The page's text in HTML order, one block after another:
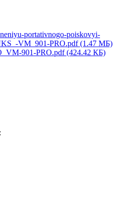
portativnogo-poiskovyi-
VM_901-PRO.pdf (1.47 МБ)
901-PRO.pdf (424.42 КБ)